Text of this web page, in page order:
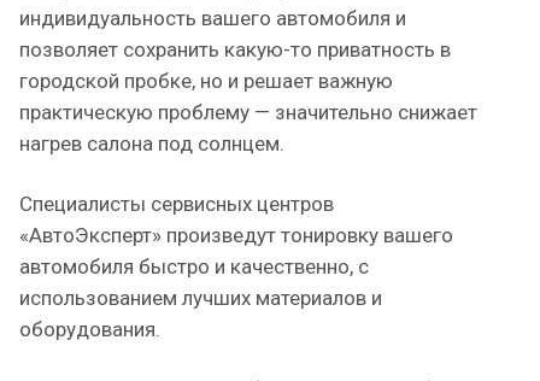
индивидуальность вашего автомобиля и
позволяет сохранить какую-то приватность в
городской пробке, но и решает важную
практическую проблему — значительно снижает
нагрев салона под солнцем.
Специалисты сервисных центров
«АвтоЭксперт» произведут тонировку вашего
автомобиля быстро и качественно, с
использованием лучших материалов и
оборудования.